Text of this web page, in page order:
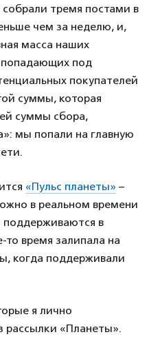
тремя постами в
чем за неделю, и,
масса наших
попадающих под
покупателей
суммы, которая
суммы сбора,
мы попали на главную
«Пульс планеты» –
в реальном времени
поддерживаются в
время залипала на
когда поддерживали
я лично
рассылки «Планеты».